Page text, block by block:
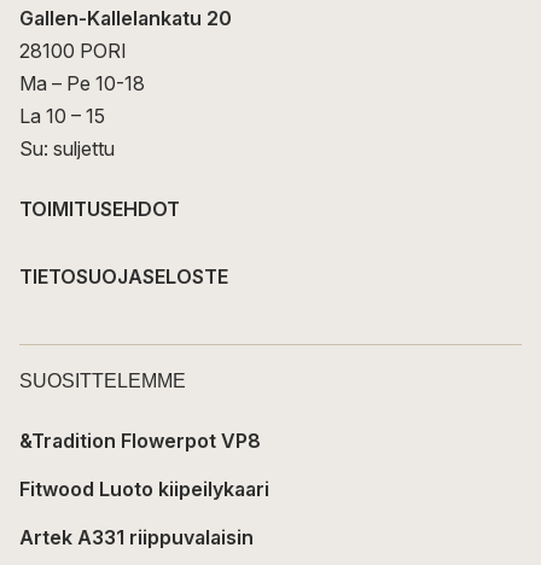
Gallen-Kallelankatu 20
28100 PORI
Ma – Pe 10-18
La 10 – 15
Su: suljettu
TOIMITUSEHDOT
TIETOSUOJASELOSTE
SUOSITTELEMME
&Tradition Flowerpot VP8
Fitwood Luoto kiipeilykaari
Artek A331 riippuvalaisin